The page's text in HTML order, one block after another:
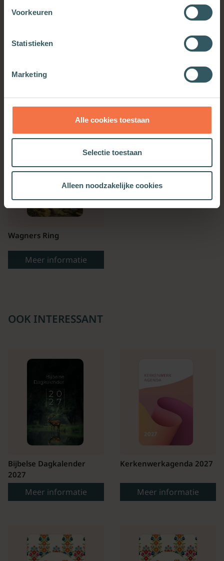
Voorkeuren
Statistieken
Marketing
Alle cookies toestaan
Selectie toestaan
Alleen noodzakelijke cookies
(Vantilt,
2017) enBasisboek filosofie
(Uitgeverij kleine Uil,
Wagners Ring
Meer informatie
OOK INTERESSANT
Bijbelse Dagkalender
2027
Meer informatie
Kerkenwerkagenda 2027
Meer informatie